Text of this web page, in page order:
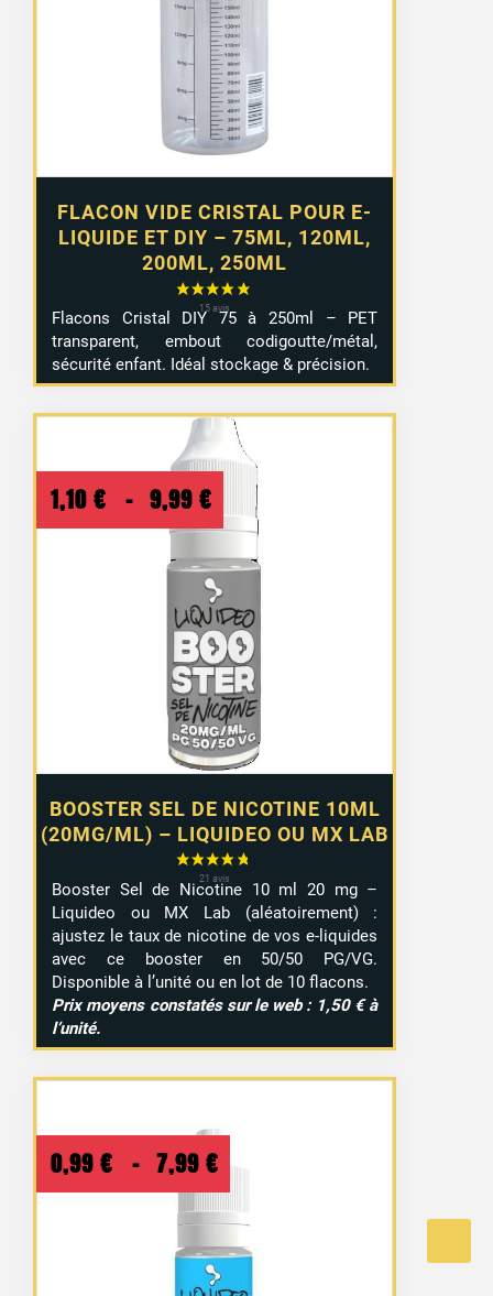
FLACON VIDE CRISTAL POUR E-
LIQUIDE ET DIY – 75ML, 120ML,
200ML, 250ML
2,99 €
à
4,99 €
Flacons Cristal DIY 75 à 250ml – PET
transparent, embout codigoutte/métal,
sécurité enfant. Idéal stockage & précision.
BOOSTER SEL DE NICOTINE 10ML
(20MG/ML) – LIQUIDEO OU MX LAB
1,10 € – 9,99 €
Plage
de
prix :
1,10 €
à
9,99 €
Booster Sel de Nicotine 10 ml 20 mg –
Liquideo ou MX Lab (aléatoirement) :
ajustez le taux de nicotine de vos e-liquides
avec ce booster en 50/50 PG/VG.
Disponible à l’unité ou en lot de 10 flacons.
Prix moyens constatés sur le web : 1,50 € à
l’unité.
0,99 € – 7,99 € Plage
de
prix :
0,99 €